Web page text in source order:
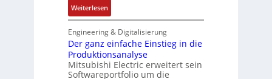
M
o
m
e
n
t
k
G
s
c
t
S
y
s
t
è
Weiterlesen:
N
e
u
e
r
V
Engineering & Digitalisierung
Der ganz einfache Einstieg in die
Produktionsanalyse
Mitsubishi Electric erweitert sein
Softwareportfolio um die